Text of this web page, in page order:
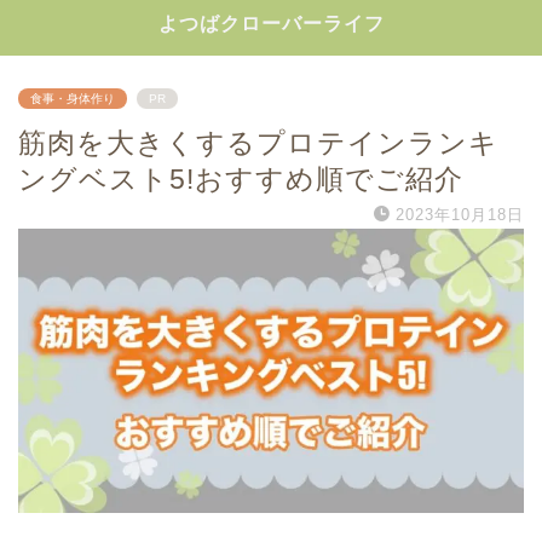
よつばクローバーライフ
食事・身体作り PR
筋肉を大きくするプロテインランキ
ングベスト5!おすすめ順でご紹介
2023年10月18日